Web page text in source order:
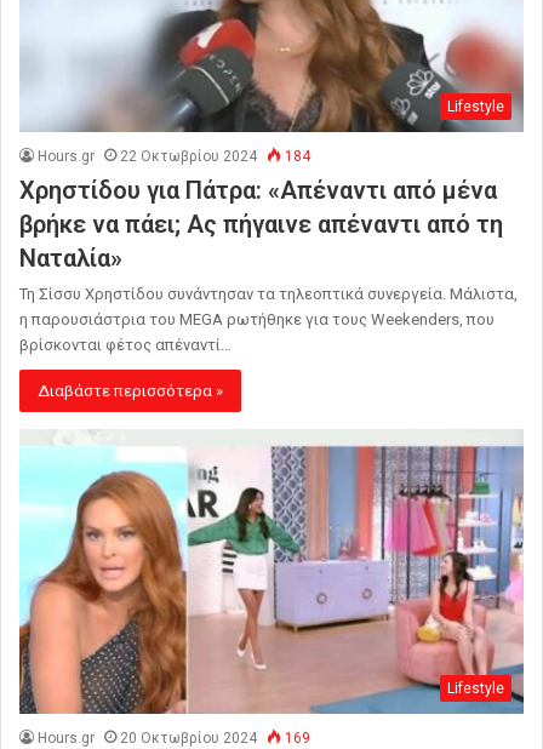
Lifestyle
Hours.gr 22 Οκτωβρίου 2024 184
Χρηστίδου για Πάτρα: «Απέναντι από μένα
βρήκε να πάει; Ας πήγαινε απέναντι από τη
Ναταλία»
Τη Σίσσυ Χρηστίδου συνάντησαν τα τηλεοπτικά συνεργεία. Μάλιστα,
η παρουσιάστρια του MEGA ρωτήθηκε για τους Weekenders, που
βρίσκονται φέτος απέναντί…
Διαβάστε περισσότερα »
Lifestyle
Hours.gr 20 Οκτωβρίου 2024 169